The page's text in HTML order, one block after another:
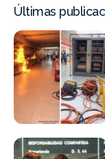
Últimas